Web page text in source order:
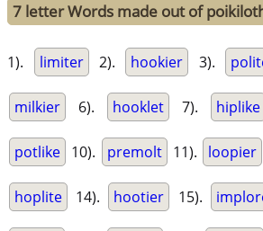
7 letter Words made out of
1). limiter 2). hookier 3).
milkier 6). hooklet 7). hiplike
potlike 10). premolt 11). loopier
hoplite 14). hootier 15).